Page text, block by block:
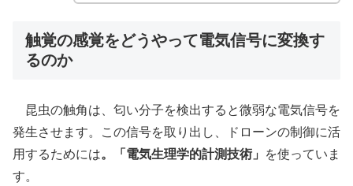
触覚の感覚をどうやって電気信号に変換す
るのか
昆虫の触角は、匂い分子を検出すると微弱な電気信号を
発生させます。この信号を取り出し、ドローンの制御に活
用するためには。「電気生理学的計測技術」
を使っていま
す。